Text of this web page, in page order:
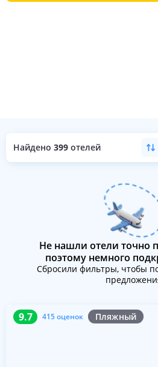
Найдено 399 отелей
Не нашли отели точно
поэтому немного
Сбросили фильтры, чтобы
9.7 415 оценок Пляжный
9.7 415 оценок